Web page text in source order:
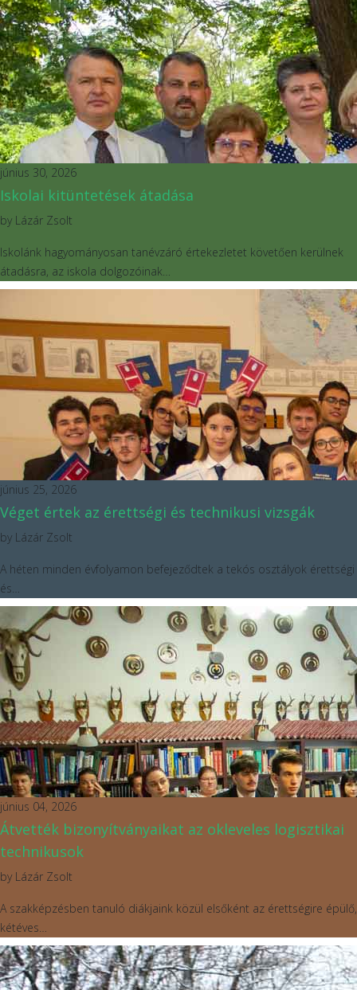
június 30, 2026
Iskolai kitüntetések átadása
by Lázár Zsolt
Iskolánk hagyományosan tanévzáró értekezletet követően kerülnek
átadásra, az iskola dolgozóinak…
június 25, 2026
Véget értek az érettségi és technikusi vizsgák
by Lázár Zsolt
A héten minden évfolyamon befejeződtek a tekós osztályok érettségi
és…
június 04, 2026
Átvették bizonyítványaikat az okleveles logisztikai
technikusok
by Lázár Zsolt
A szakképzésben tanuló diákjaink közül elsőként az érettségire épülő,
kétéves…